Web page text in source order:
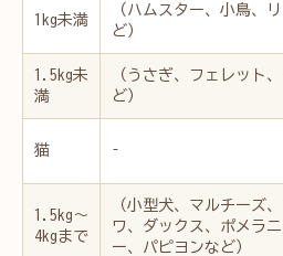
1kg未満
（ハムスター、小鳥、
ど）
1.5kg未
満
（うさぎ、フェレット
ど）
猫 –
1.5kg〜
4kgまで
（小型犬、マルチーズ
ワ、ダックス、ポメラ
ー、パピヨンなど）